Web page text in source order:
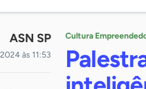
ASN SP
às 11:53
Cultura